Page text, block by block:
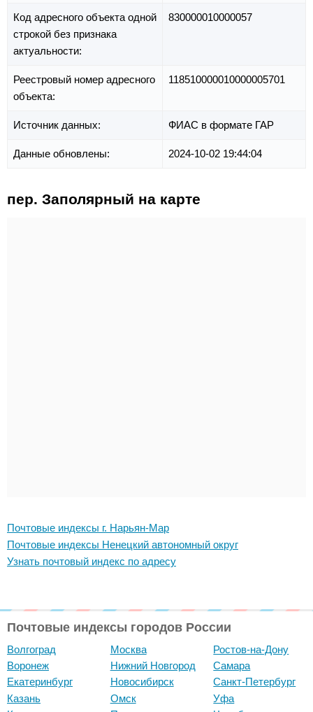
Код адресного объекта одной
строкой без признака
актуальности:
830000010000057
Реестровый номер адресного
объекта:
118510000010000005701
Источник данных: ФИАС в формате ГАР
Данные обновлены: 2024-10-02 19:44:04
пер. Заполярный на карте
Почтовые индексы г. Нарьян-Мар
Почтовые индексы Ненецкий автономный округ
Узнать почтовый индекс по адресу
Почтовые индексы городов России
Волгоград
Воронеж
Екатеринбург
Казань
Москва
Нижний Новгород
Новосибирск
Омск
Ростов-на-Дону
Самара
Санкт-Петербург
Уфа